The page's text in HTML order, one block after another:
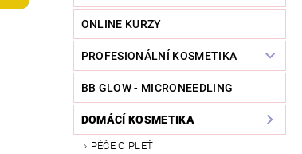
ONLINE KURZY
PROFESIONÁLNÍ KOSMETIKA
BB GLOW - MICRONEEDLING
DOMÁCÍ KOSMETIKA
PÉČE O PLEŤ